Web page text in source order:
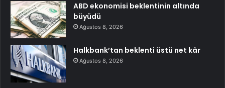
ABD ekonomisi beklentinin altında
büyüdü
Ağustos 8, 2026
Halkbank’tan beklenti üstü net kâr
Ağustos 8, 2026